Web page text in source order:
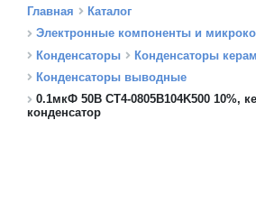
Главная
Каталог
Электронные компоненты и
Конденсаторы
Конденсаторы
Конденсаторы выводные
0.1мкФ 50В CT4-0805B104K500 10%,
конденсатор